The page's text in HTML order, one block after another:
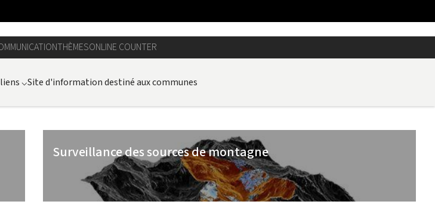
THÈMESONLINE COUNTER
⌵Site d'information destiné aux communes
Surveillance des sources de montagne